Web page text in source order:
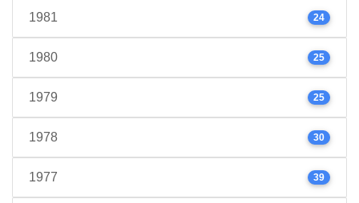
1981 24
1980 25
1979 25
1978 30
1977 39